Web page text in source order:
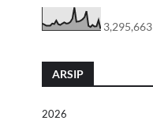
3,295,663
ARSIP
2026